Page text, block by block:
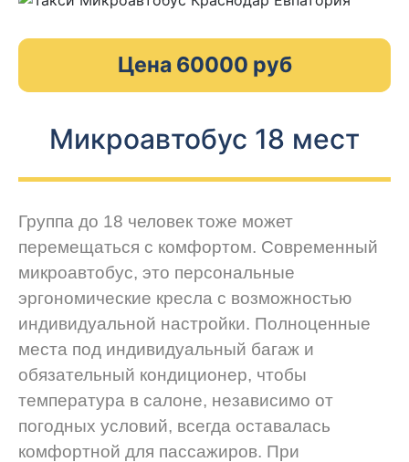
Цена 60000 руб
Микроавтобус 18 мест
Группа до 18 человек тоже может
перемещаться с комфортом. Современный
микроавтобус, это персональные
эргономические кресла с возможностью
индивидуальной настройки. Полноценные
места под индивидуальный багаж и
обязательный кондиционер, чтобы
температура в салоне, независимо от
погодных условий, всегда оставалась
комфортной для пассажиров. При